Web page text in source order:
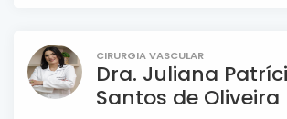
CIRURGIA VASCULAR
Dra. Juliana
Santos de Oliveira